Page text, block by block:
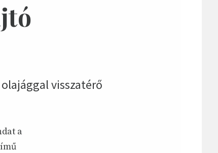
visszatérő
a